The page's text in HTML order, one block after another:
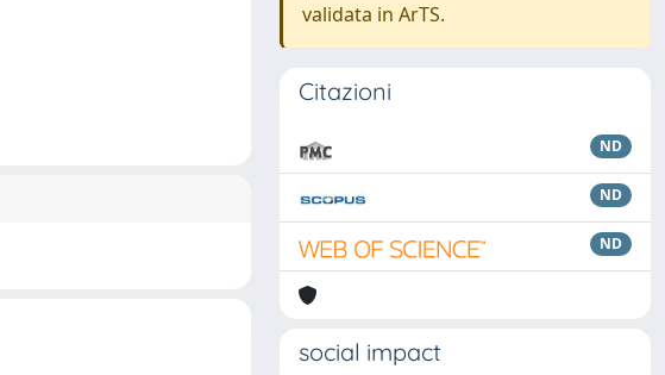
validata in ArTS.
Citazioni
ND
ND
ND
social impact